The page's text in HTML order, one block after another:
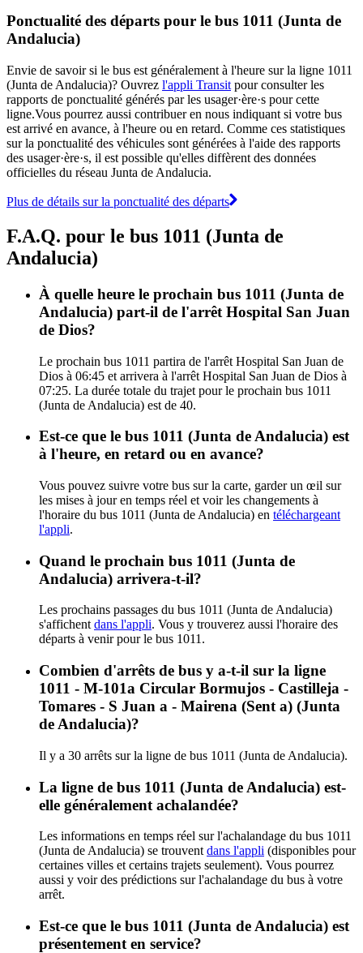
Ponctualité des départs pour le bus 1011 (Junta de
Andalucia)
Envie de savoir si le bus est généralement à l'heure sur la ligne 1011
(Junta de Andalucia)? Ouvrez l'appli Transit pour consulter les
rapports de ponctualité générés par les usager·ère·s pour cette
ligne.Vous pourrez aussi contribuer en nous indiquant si votre bus
est arrivé en avance, à l'heure ou en retard. Comme ces statistiques
sur la ponctualité des véhicules sont générées à l'aide des rapports
des usager·ère·s, il est possible qu'elles diffèrent des données
officielles du réseau Junta de Andalucia.
Plus de détails sur la ponctualité des départs
F.A.Q. pour le bus 1011 (Junta de
Andalucia)
À quelle heure le prochain bus 1011 (Junta de
Andalucia) part-il de l'arrêt Hospital San Juan
de Dios?
Le prochain bus 1011 partira de l'arrêt Hospital San Juan de
Dios à 06:45 et arrivera à l'arrêt Hospital San Juan de Dios à
07:25. La durée totale du trajet pour le prochain bus 1011
(Junta de Andalucia) est de 40.
Est-ce que le bus 1011 (Junta de Andalucia) est
à l'heure, en retard ou en avance?
Vous pouvez suivre votre bus sur la carte, garder un œil sur
les mises à jour en temps réel et voir les changements à
l'horaire du bus 1011 (Junta de Andalucia) en téléchargeant
l'appli.
Quand le prochain bus 1011 (Junta de
Andalucia) arrivera-t-il?
Les prochains passages du bus 1011 (Junta de Andalucia)
s'affichent dans l'appli. Vous y trouverez aussi l'horaire des
départs à venir pour le bus 1011.
Combien d'arrêts de bus y a-t-il sur la ligne
1011 - M-101a Circular Bormujos - Castilleja -
Tomares - S Juan a - Mairena (Sent a) (Junta
de Andalucia)?
Il y a 30 arrêts sur la ligne de bus 1011 (Junta de Andalucia).
La ligne de bus 1011 (Junta de Andalucia) est-
elle généralement achalandée?
Les informations en temps réel sur l'achalandage du bus 1011
(Junta de Andalucia) se trouvent dans l'appli (disponibles pour
certaines villes et certains trajets seulement). Vous pourrez
aussi y voir des prédictions sur l'achalandage du bus à votre
arrêt.
Est-ce que le bus 1011 (Junta de Andalucia) est
présentement en service?